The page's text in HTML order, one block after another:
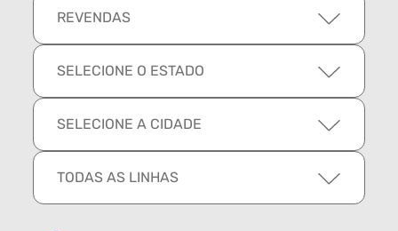
REVENDAS
SELECIONE O ESTADO
SELECIONE A CIDADE
TODAS AS LINHAS